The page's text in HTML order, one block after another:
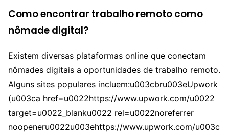
Como encontrar trabalho remoto como
nômade digital?
Existem diversas plataformas online que conectam
nômades digitais a oportunidades de trabalho remoto.
Alguns sites populares incluem:u003cbru003eUpwork
(u003ca href=u0022https://www.upwork.com/u0022
target=u0022_blanku0022 rel=u0022noreferrer
noopeneru0022u003ehttps://www.upwork.com/u003c